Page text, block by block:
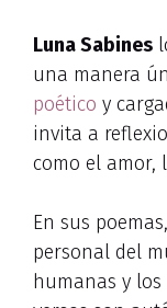
Luna Sabines
una manera
poético y
invita a
como el amor,
En sus poemas,
personal del
humanas y los